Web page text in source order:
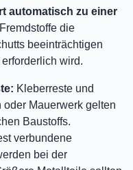
automatisch zu einer
die
beeinträchtigen
wird.
Kleberreste und
Mauerwerk gelten
Baustoffs.
verbundene
bei der